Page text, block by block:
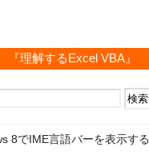
『理解するExcel VBA』
8でIME言語バーを表示する